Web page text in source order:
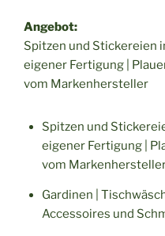
Angebot:
Spitzen und Stickereien
eigener Fertigung |
vom Markenhersteller
Spitzen und
eigener Fertigung |
vom
Gardinen |
Accessoires und